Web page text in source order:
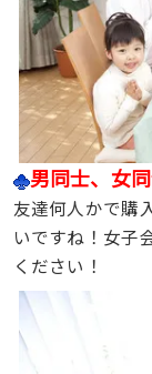
男同士、女
友達何人かで購
いですね！女子
ください！